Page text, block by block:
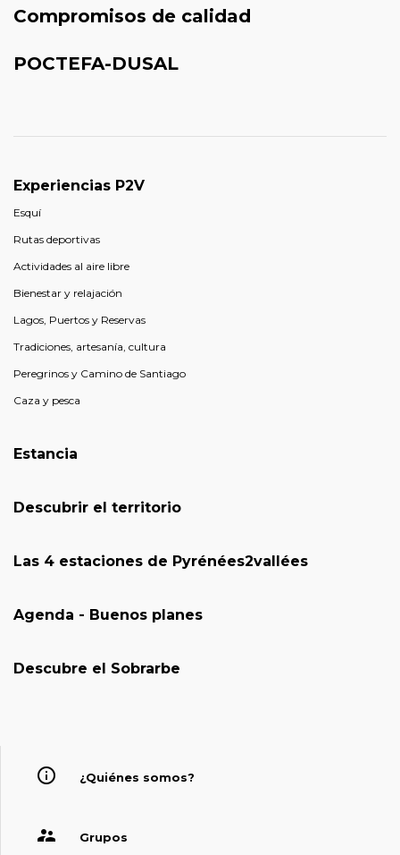
Compromisos de calidad
POCTEFA-DUSAL
Experiencias P2V
Esquí
Rutas deportivas
Actividades al aire libre
Bienestar y relajación
Lagos, Puertos y Reservas
Tradiciones, artesanía, cultura
Peregrinos y Camino de Santiago
Caza y pesca
Estancia
Descubrir el territorio
Las 4 estaciones de Pyrénées2vallées
Agenda - Buenos planes
Descubre el Sobrarbe
¿Quiénes somos?
Grupos